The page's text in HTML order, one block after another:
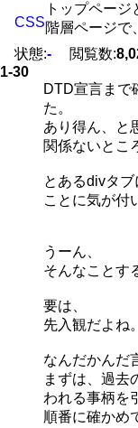
CSS
状態:- 閲覧数:
1-30
トップページ
階層ページで
DTD宣言まで
た。
あり得ん、と
関係ないとこ
とあるdivタ
ことに気が付
うーん、
そんなことす
要は、
先入観だよね。
なんだかんだ
まずは、過去
われる事柄を
順番に確かめ